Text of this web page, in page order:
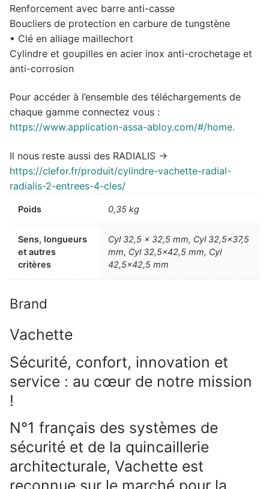
Renforcement avec barre anti-casse
Boucliers de protection en carbure de tungstène
• Clé en alliage maillechort
Cylindre et goupilles en acier inox anti-crochetage et
anti-corrosion
Pour accéder à l’ensemble des téléchargements de
chaque gamme connectez vous :
https://www.application-assa-abloy.com/#/home.
Il nous reste aussi des RADIALIS ->
https://clefor.fr/produit/cylindre-vachette-radial-
radialis-2-entrees-4-cles/
Poids 0,35 kg
Sens, longueurs
et autres
critères
Cyl 32,5 x 32,5 mm, Cyl 32,5×37,5
mm, Cyl 32,5×42,5 mm, Cyl
42,5×42,5 mm
Brand
Vachette
Sécurité, confort, innovation et
service : au cœur de notre mission
!
N°1 français des systèmes de
sécurité et de la quincaillerie
architecturale, Vachette est